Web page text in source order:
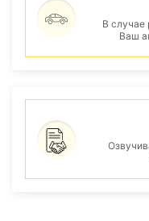
В случае
Ваш